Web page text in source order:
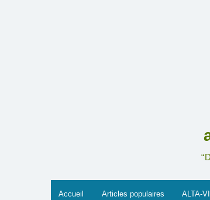
Accueil Articles populaires ALTA-